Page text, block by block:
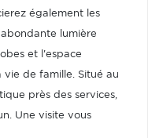
également les
lumière
et l'espace
de famille. Situé au
près des services,
Une visite vous